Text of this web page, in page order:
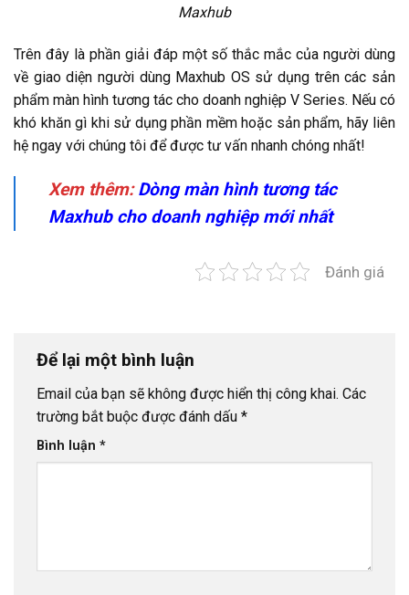
Maxhub
Trên đây là phần giải đáp một số thắc mắc của người dùng
về giao diện người dùng Maxhub OS sử dụng trên các sản
phẩm màn hình tương tác cho doanh nghiệp V Series. Nếu có
khó khăn gì khi sử dụng phần mềm hoặc sản phẩm, hãy liên
hệ ngay với chúng tôi để được tư vấn nhanh chóng nhất!
Xem thêm: Dòng màn hình tương tác
Maxhub cho doanh nghiệp mới nhất
Đánh giá
Để lại một bình luận
Email của bạn sẽ không được hiển thị công khai. Các
trường bắt buộc được đánh dấu *
Bình luận *